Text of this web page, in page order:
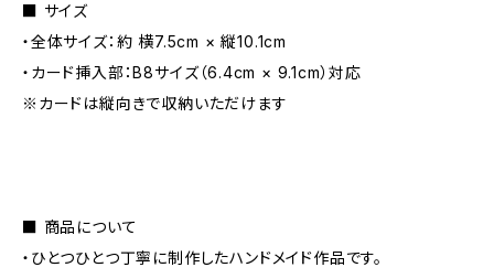
■ サイズ
・全体サイズ：約 横7.5cm × 縦10.1cm
・カード挿入部：B8サイズ（6.4cm × 9.1cm）対応
※カードは縦向きで収納いただけます
■ 商品について
・ひとつひとつ丁寧に制作したハンドメイド作品です。